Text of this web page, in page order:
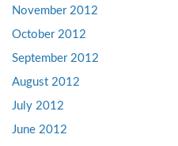
November 2012
October 2012
September 2012
August 2012
July 2012
June 2012